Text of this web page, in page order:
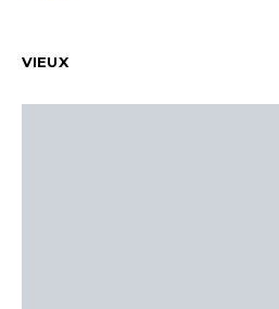
VIEUX